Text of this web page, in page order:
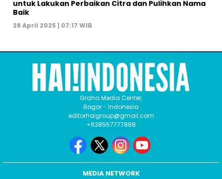
untuk Lakukan Perbaikan Citra dan Pulihkan Nama
Baik
28 April 2025 | 07:17 WIB
Graha Media Center,
Bogor - Indonesia
editorhaigroup@gmail.com
+628557777888
MEDIA NETWORK